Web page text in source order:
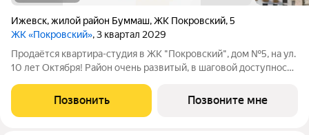
Ижевск,жилой район Буммаш,ЖК Покровский,5
ЖК «Покровский», 3 квартал 2029
Продаётся квартира-студия в ЖК "Покровский", дом №5, на ул.
10 лет Октября! Район очень развитый, в шаговой доступности
№72,43 и 93; - Детские сады №№52, 54, 63, 101 и 238; -
Торговые центры
Позвонить Позвоните мне